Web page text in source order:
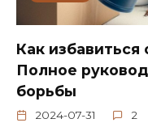
Как избавиться
Полное
борьбы
2024-07-31 2